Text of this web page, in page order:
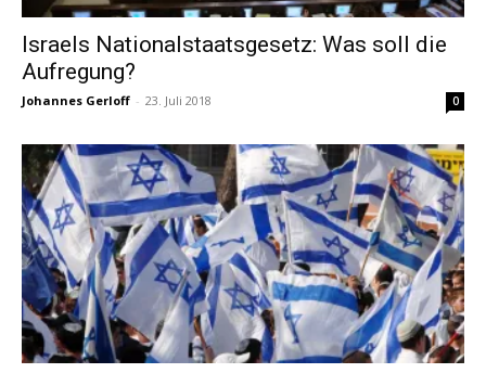
Israels Nationalstaatsgesetz: Was soll die
Aufregung?
Johannes Gerloff - 23. Juli 2018 0